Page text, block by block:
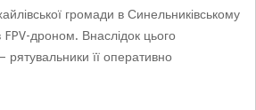
громади в Синельниківському
FPV-дроном. Внаслідок цього
її оперативно